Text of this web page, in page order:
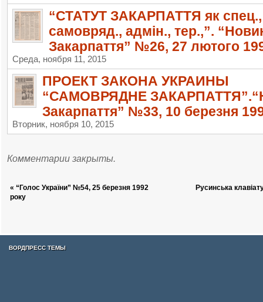
“СТАТУТ ЗАКАРПАТТЯ як спец.,
самовряд., адмін., тер.,”.
Закарпаття” №26, 27 лютого
Среда, ноября 11, 2015
ПРОЕКТ ЗАКОНА УКРАИНЫ
“САМОВРЯДНЕ
Закарпаття” №33, 10 березня
Вторник, ноября 10, 2015
Комментарии закрыты.
«“Голос України” №54, 25 березня 1992
року
Русинська
ВОРДПРЕСС ТЕМЫ